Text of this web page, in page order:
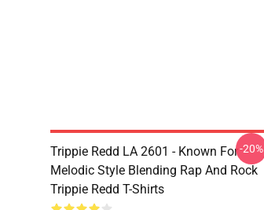
Trippie Redd LA 2601 - Known For
Melodic Style Blending Rap And Rock
Trippie Redd T-Shirts
-20%